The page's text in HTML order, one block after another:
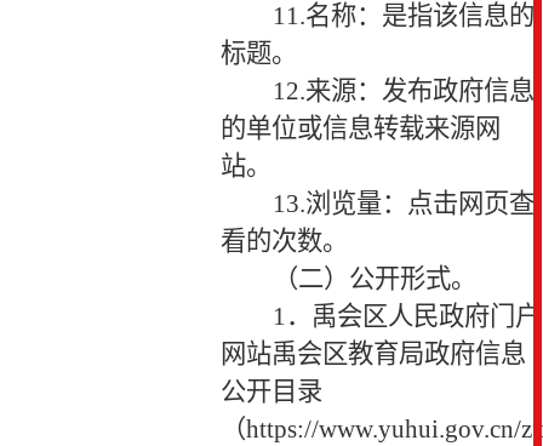
11.名称：是指该信息的
标题。
12.来源：发布政府信息
的单位或信息转载来源网
站。
13.浏览量：点击网页查
看的次数。
（二）公开形式。
1．禹会区人民政府门户
网站禹会区教育局政府信息
公开目录
（https://www.yuhui.gov.cn/